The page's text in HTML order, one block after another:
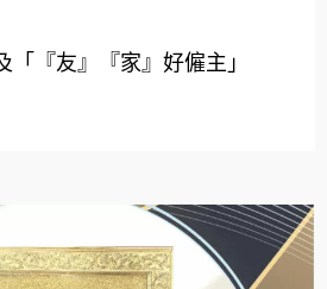
「『友』『家』好僱主」